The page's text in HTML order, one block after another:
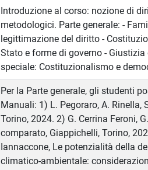
Introduzione al corso: nozione di
metodologici. Parte generale: -
legittimazione del diritto -
Stato e forme di governo -
speciale: Costituzionalismo e
Per la Parte generale, gli studenti
Manuali: 1) L. Pegoraro, A.
Torino, 2024. 2) G. Cerrina Feroni,
comparato, Giappichelli, Torino,
Iannaccone, Le potenzialità della
climatico-ambientale: